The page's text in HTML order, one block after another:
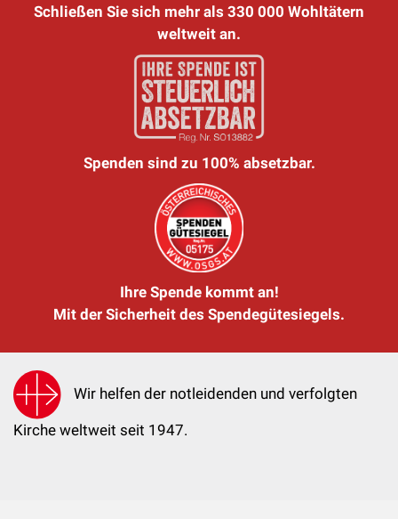
Schließen Sie sich mehr als 330 000 Wohltätern
weltweit an.
Spenden sind zu 100% absetzbar.
Ihre Spende kommt an!
Mit der Sicherheit des Spendegütesiegels.
Wir helfen der notleidenden und verfolgten
Kirche weltweit seit 1947.